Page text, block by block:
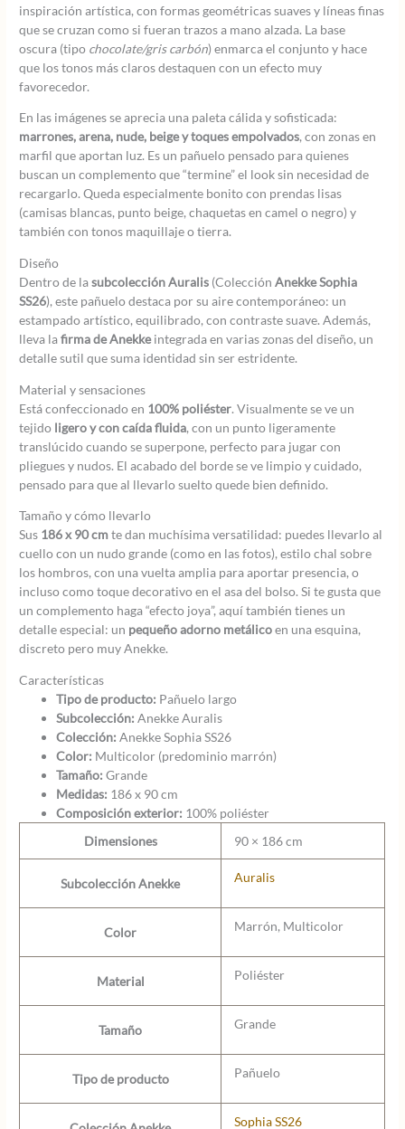
inspiración artística, con formas geométricas suaves y líneas finas
que se cruzan como si fueran trazos a mano alzada. La base
oscura (tipo chocolate/gris carbón) enmarca el conjunto y hace
que los tonos más claros destaquen con un efecto muy
favorecedor.
En las imágenes se aprecia una paleta cálida y sofisticada:
marrones, arena, nude, beige y toques empolvados, con zonas en
marfil que aportan luz. Es un pañuelo pensado para quienes
buscan un complemento que “termine” el look sin necesidad de
recargarlo. Queda especialmente bonito con prendas lisas
(camisas blancas, punto beige, chaquetas en camel o negro) y
también con tonos maquillaje o tierra.
Diseño
Dentro de lasubcolección Auralis (ColecciónAnekke Sophia
SS26), este pañuelo destaca por su aire contemporáneo: un
estampado artístico, equilibrado, con contraste suave. Además,
lleva lafirma de Anekkeintegrada en varias zonas del diseño, un
detalle sutil que suma identidad sin ser estridente.
Material y sensaciones
Está confeccionado en 100% poliéster. Visualmente se ve un
tejido ligero y con caída fluida, con un punto ligeramente
translúcido cuando se superpone, perfecto para jugar con
pliegues y nudos. El acabado del borde se ve limpio y cuidado,
pensado para que al llevarlo suelto quede bien definido.
Tamaño y cómo llevarlo
Sus 186 x 90 cmte dan muchísima versatilidad: puedes llevarlo al
cuello con un nudo grande (como en las fotos), estilo chal sobre
los hombros, con una vuelta amplia para aportar presencia, o
incluso como toque decorativo en el asa del bolso. Si te gusta que
un complemento haga “efecto joya”, aquí también tienes un
detalle especial: un pequeño adorno metálicoen una esquina,
discreto pero muy Anekke.
Características
Tipo de producto: Pañuelo largo
Subcolección: Anekke Auralis
Colección: Anekke Sophia SS26
Color: Multicolor (predominio marrón)
Tamaño: Grande
Medidas: 186 x 90 cm
Composición exterior: 100% poliéster
Dimensiones
90 × 186 cm
Subcolección Anekke Auralis
Color Marrón, Multicolor
Material Poliéster
Tamaño Grande
Tipo de producto Pañuelo
Sophia SS26